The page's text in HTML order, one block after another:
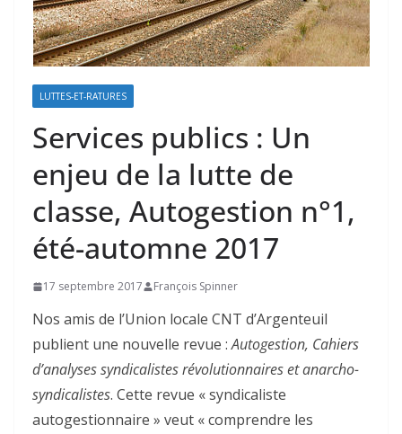
LUTTES-ET-RATURES
Services publics : Un
enjeu de la lutte de
classe, Autogestion n°1,
été-automne 2017
17 septembre 2017 François Spinner
Nos amis de l’Union locale CNT d’Argenteuil
publient une nouvelle revue :Autogestion, Cahiers
d’analyses syndicalistes révolutionnaires et anarcho-
syndicalistes. Cette revue « syndicaliste
autogestionnaire » veut « comprendre les